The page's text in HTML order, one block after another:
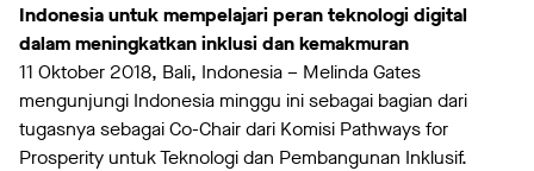
Indonesia untuk mempelajari peran teknologi digital
dalam meningkatkan inklusi dan kemakmuran
11 Oktober 2018, Bali, Indonesia – Melinda Gates
mengunjungi Indonesia minggu ini sebagai bagian dari
tugasnya sebagai Co-Chair dari Komisi Pathways for
Prosperity untuk Teknologi dan Pembangunan Inklusif.